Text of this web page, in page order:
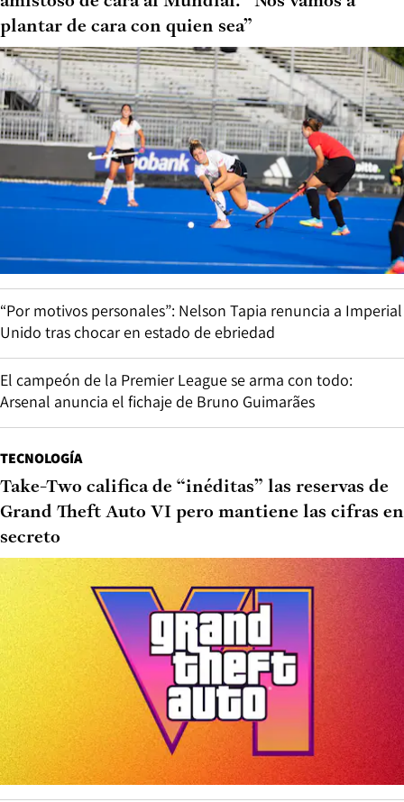
plantar de cara con quien sea”
“Por motivos personales”: Nelson Tapia renuncia a Imperial
Unido tras chocar en estado de ebriedad
El campeón de la Premier League se arma con todo:
Arsenal anuncia el fichaje de Bruno Guimarães
TECNOLOGÍA
Take-Two califica de “inéditas” las reservas de
Grand Theft Auto VI pero mantiene las cifras en
secreto